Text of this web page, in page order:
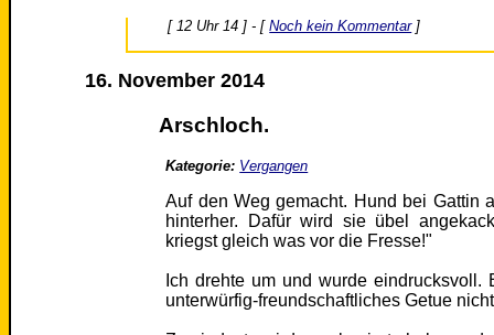
[ 12 Uhr 14 ] - [Noch kein Kommentar]
16. November 2014
Arschloch.
Kategorie: Vergangen
Auf den Weg gemacht. Hund bei Gattin
hinterher. Dafür wird sie übel
kriegst gleich was vor die Fresse!"
Ich drehte um und wurde
unterwürfig-freundschaftliches Getue